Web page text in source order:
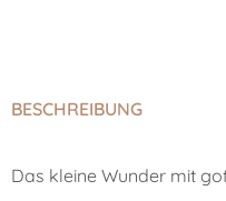
BESCHREIBUNG
Das kleine Wunder mit